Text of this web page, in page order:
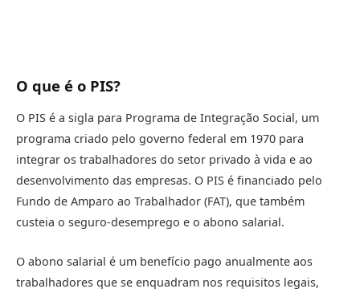
O que é o PIS?
O PIS é a sigla para Programa de Integração Social, um
programa criado pelo governo federal em 1970 para
integrar os trabalhadores do setor privado à vida e ao
desenvolvimento das empresas. O PIS é financiado pelo
Fundo de Amparo ao Trabalhador (FAT), que também
custeia o seguro-desemprego e o abono salarial.
O abono salarial é um benefício pago anualmente aos
trabalhadores que se enquadram nos requisitos legais,